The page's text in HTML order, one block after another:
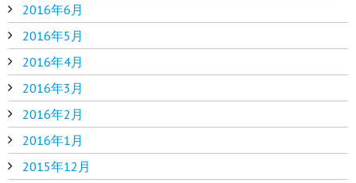
2016年6月
2016年5月
2016年4月
2016年3月
2016年2月
2016年1月
2015年12月